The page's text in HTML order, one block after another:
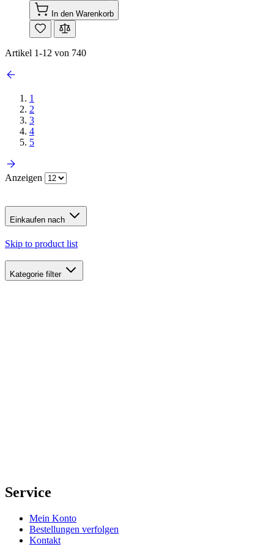
In den Warenkorb
Artikel 1-12 von 740
1
2
3
4
5
Anzeigen
Einkaufen nach
Skip to product list
Kategorie filter
Service
Mein Konto
Bestellungen verfolgen
Kontakt